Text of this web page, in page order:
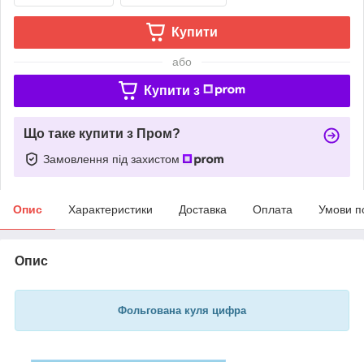
Купити
або
Купити з
Що таке купити з Пром?
Замовлення під захистом
Опис Характеристики Доставка Оплата Умови
Опис
Фольгована куля цифра